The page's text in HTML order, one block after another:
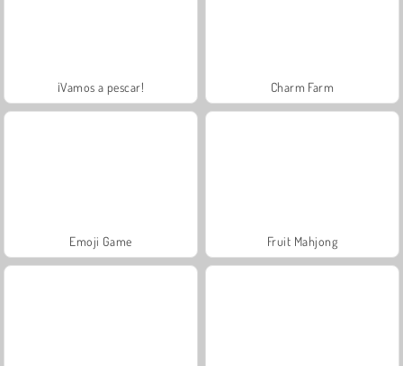
¡Vamos a pescar! Charm Farm
Emoji Game Fruit Mahjong